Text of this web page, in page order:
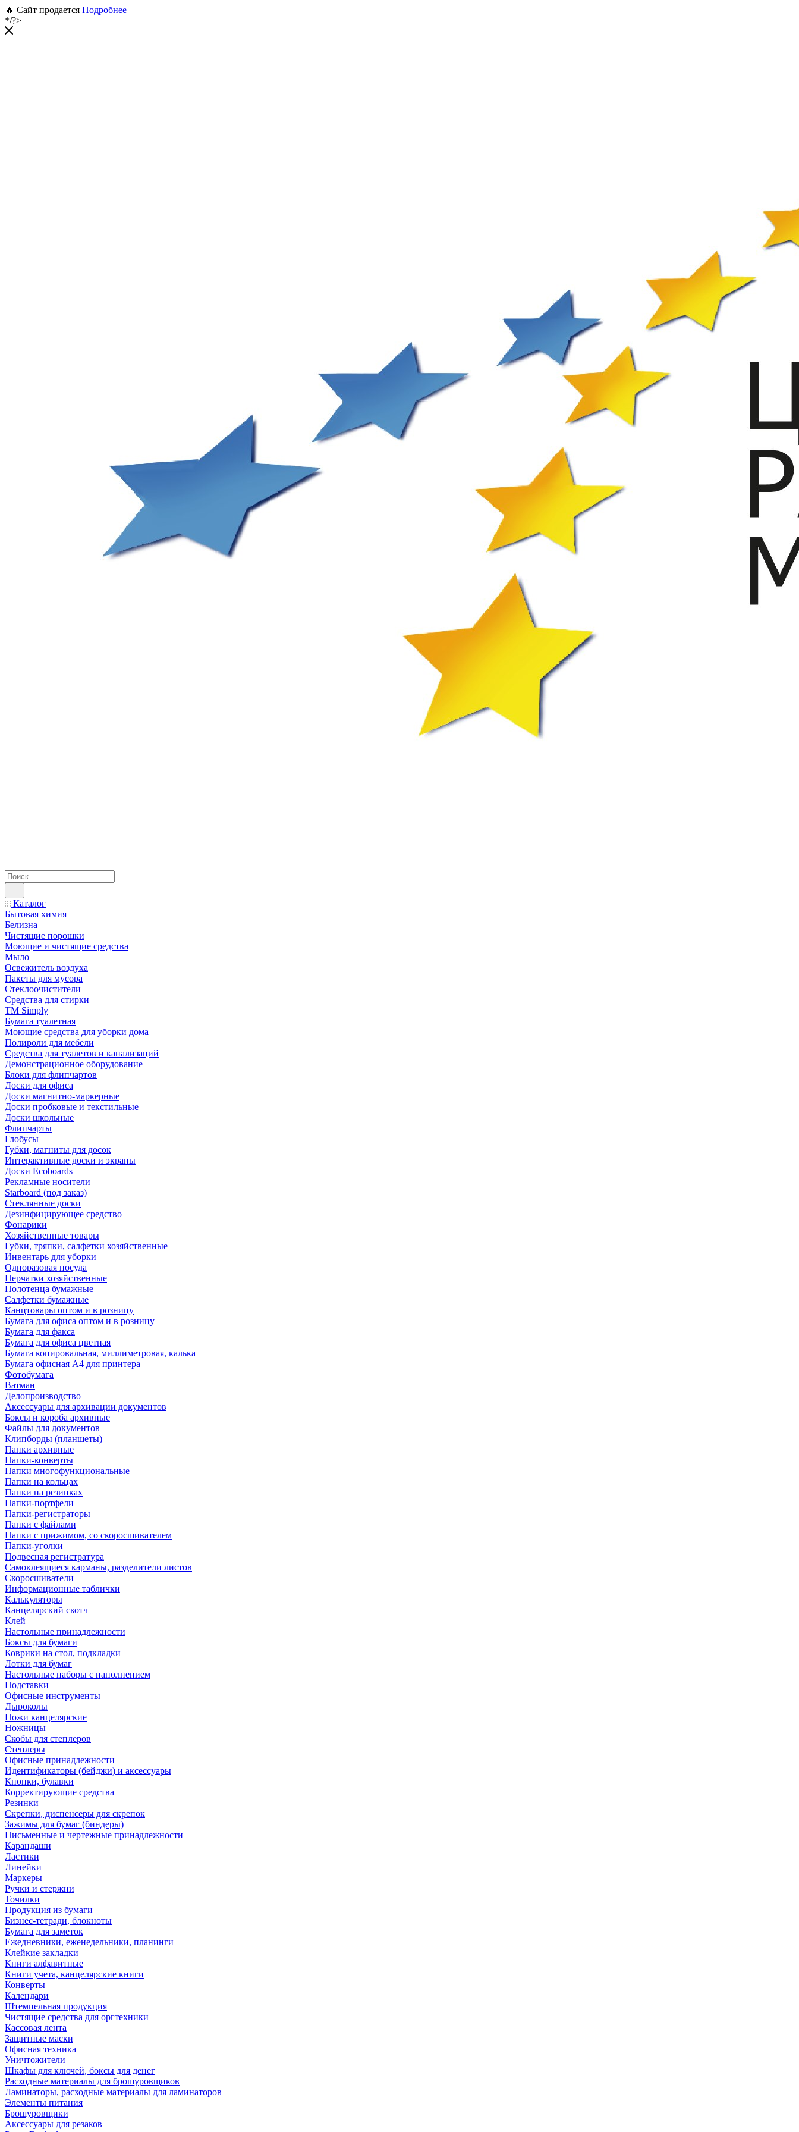
🔥 Сайт продается Подробнее
*/?>
Каталог
Бытовая химия
Белизна
Чистящие порошки
Моющие и чистящие средства
Мыло
Освежитель воздуха
Пакеты для мусора
Стеклоочистители
Средства для стирки
TM Simply
Бумага туалетная
Моющие средства для уборки дома
Полироли для мебели
Средства для туалетов и канализаций
Демонстрационное оборудование
Блоки для флипчартов
Доски для офиса
Доски магнитно-маркерные
Доски пробковые и текстильные
Доски школьные
Флипчарты
Глобусы
Губки, магниты для досок
Интерактивные доски и экраны
Доски Ecoboards
Рекламные носители
Starboard (под заказ)
Стеклянные доски
Дезинфицирующее средство
Фонарики
Хозяйственные товары
Губки, тряпки, салфетки хозяйственные
Инвентарь для уборки
Одноразовая посуда
Перчатки хозяйственные
Полотенца бумажные
Салфетки бумажные
Канцтовары оптом и в розницу
Бумага для офиса оптом и в розницу
Бумага для факса
Бумага для офиса цветная
Бумага копировальная, миллиметровая, калька
Бумага офисная А4 для принтера
Фотобумага
Ватман
Делопроизводство
Аксессуары для архивации документов
Боксы и короба архивные
Файлы для документов
Клипборды (планшеты)
Папки архивные
Папки-конверты
Папки многофункциональные
Папки на кольцах
Папки на резинках
Папки-портфели
Папки-регистраторы
Папки с файлами
Папки с прижимом, со скоросшивателем
Папки-уголки
Подвесная регистратура
Самоклеящиеся карманы, разделители листов
Скоросшиватели
Информационные таблички
Калькуляторы
Канцелярский скотч
Клей
Настольные принадлежности
Боксы для бумаги
Коврики на стол, подкладки
Лотки для бумаг
Настольные наборы с наполнением
Подставки
Офисные инструменты
Дыроколы
Ножи канцелярские
Ножницы
Скобы для степлеров
Степлеры
Офисные принадлежности
Идентификаторы (бейджи) и аксессуары
Кнопки, булавки
Корректирующие средства
Резинки
Скрепки, диспенсеры для скрепок
Зажимы для бумаг (биндеры)
Письменные и чертежные принадлежности
Карандаши
Ластики
Линейки
Маркеры
Ручки и стержни
Точилки
Продукция из бумаги
Бизнес-тетради, блокноты
Бумага для заметок
Ежедневники, еженедельники, планинги
Клейкие закладки
Книги алфавитные
Книги учета, канцелярские книги
Конверты
Календари
Штемпельная продукция
Чистящие средства для оргтехники
Кассовая лента
Защитные маски
Офисная техника
Уничтожители
Шкафы для ключей, боксы для денег
Расходные материалы для брошуровщиков
Ламинаторы, расходные материалы для ламинаторов
Элементы питания
Брошуровщики
Аксессуары для резаков